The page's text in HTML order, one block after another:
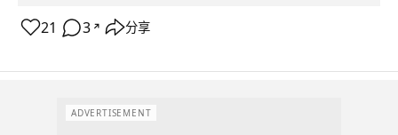
21 3 ↗ 分享
ADVERTISEMENT